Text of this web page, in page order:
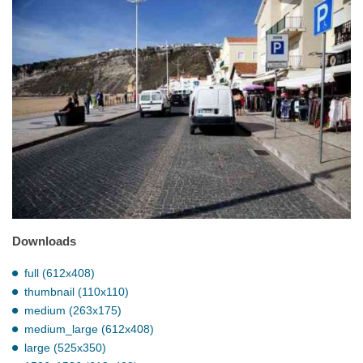
Downloads
full (612x408)
thumbnail (110x110)
medium (263x175)
medium_large (612x408)
large (525x350)